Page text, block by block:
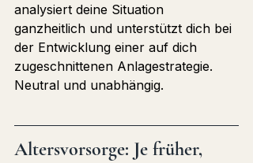
analysiert deine Situation
ganzheitlich und unterstützt dich bei
der Entwicklung einer auf dich
zugeschnittenen Anlagestrategie.
Neutral und unabhängig.
Altersvorsorge: Je früher,